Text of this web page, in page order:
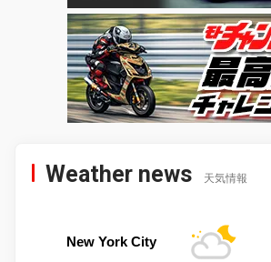
Weather news 天気情報
New York City